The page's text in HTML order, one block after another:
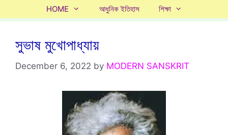
HOME আধুনিক ইতিহাস শিক্ষা
সুভাষ মুখোপাধ্যায়
December 6, 2022 by MODERN SANSKRIT